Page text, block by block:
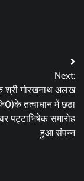
Next:
श्री गोरखनाथ अलख
तत्वाधान में छठा
पट्टाभिषेक समारोह
हुआ संपन्न